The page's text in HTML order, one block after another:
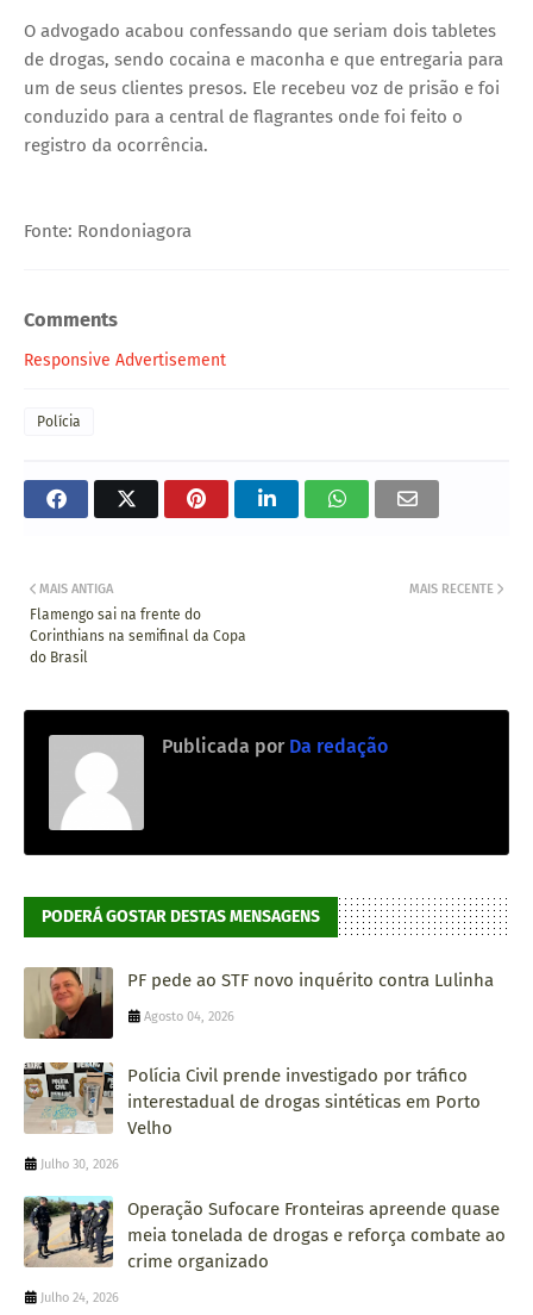
O advogado acabou confessando que seriam dois tabletes
de drogas, sendo cocaina e maconha e que entregaria para
um de seus clientes presos. Ele recebeu voz de prisão e foi
conduzido para a central de flagrantes onde foi feito o
registro da ocorrência.
Fonte: Rondoniagora
Comments
Responsive Advertisement
Polícia
MAIS RECENTE
MAIS ANTIGA
Flamengo sai na frente do
Corinthians na semifinal da Copa
do Brasil
Publicada por Da redação
PODERÁ GOSTAR DESTAS MENSAGENS
PF pede ao STF novo inquérito contra Lulinha
Agosto 04, 2026
Polícia Civil prende investigado por tráfico
interestadual de drogas sintéticas em Porto
Velho
Julho 30, 2026
Operação Sufocare Fronteiras apreende quase
meia tonelada de drogas e reforça combate ao
crime organizado
Julho 24, 2026